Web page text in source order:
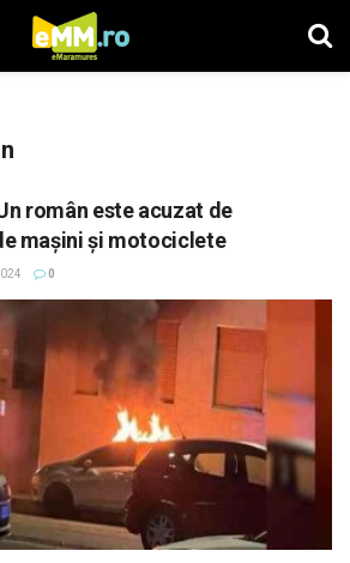
român este acuzat de
maşini şi motociclete
0